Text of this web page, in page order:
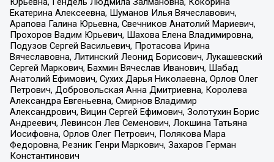
Екатерина Алексеевна, Шуманов Илья Вячеславович,
Арапова Галина Юрьевна, Свечников Анатолий Мариевич,
Прохоров Вадим Юрьевич, Шахова Елена Владимировна,
Подузов Сергей Васильевич, Протасова Ирина
Вячеславовна, Литинский Леонид Борисович, Лукашевский
Сергей Маркович, Бахмин Вячеслав Иванович, Шабад
Анатолий Ефимович, Сухих Дарья Николаевна, Орлов Олег
Петрович, Добровольская Анна Дмитриевна, Королева
Александра Евгеньевна, Смирнов Владимир
Александрович, Вицин Сергей Ефимович, Золотухин Борис
Андреевич, Левинсон Лев Семенович, Локшина Татьяна
Иосифовна, Орлов Олег Петрович, Полякова Мара
Федоровна, Резник Генри Маркович, Захаров Герман
Константинович